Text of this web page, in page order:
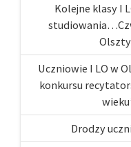
Kolejne klasy I
Uczniowie I LO w
konkursu
Drodzy